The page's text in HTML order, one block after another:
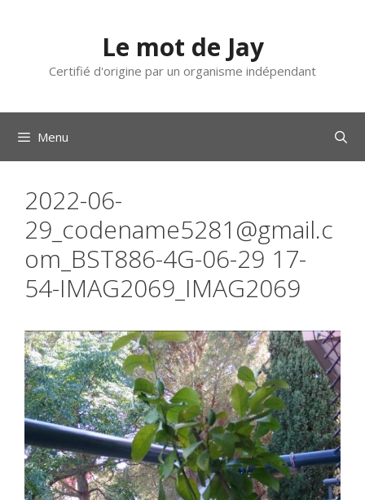
Le mot de Jay
Certifié d'origine par un organisme indépendant
Menu
2022-06-
29_codename5281@gmail.c
om_BST886-4G-06-29 17-
54-IMAG2069_IMAG2069